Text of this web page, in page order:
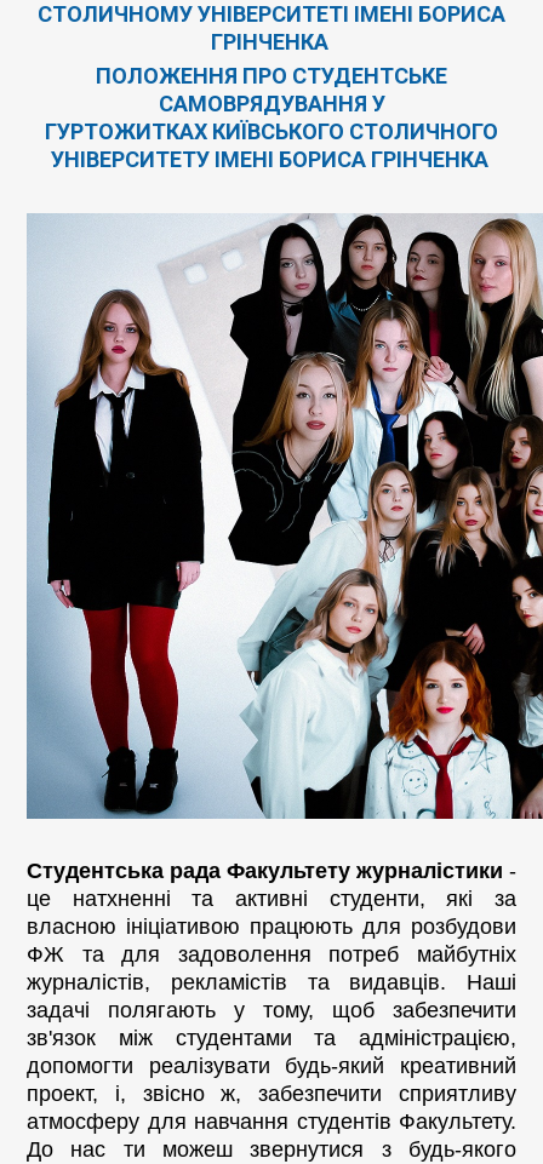
СТОЛИЧНОМУ УНІВЕРСИТЕТІ ІМЕНІ БОРИСА
ГРІНЧЕНКА
ПОЛОЖЕННЯ ПРО СТУДЕНТСЬКЕ
САМОВРЯДУВАННЯ У
ГУРТОЖИТКАХ КИЇВСЬКОГО СТОЛИЧНОГО
УНІВЕРСИТЕТУ ІМЕНІ БОРИСА ГРІНЧЕНКА
Студентська рада Факультету журналістики -
це натхненні та активні студенти, які за
власною ініціативою працюють для розбудови
ФЖ та для задоволення потреб майбутніх
журналістів, рекламістів та видавців. Наші
задачі полягають у тому, щоб забезпечити
зв'язок між студентами та адміністрацією,
допомогти реалізувати будь-який креативний
проект, і, звісно ж, забезпечити сприятливу
атмосферу для навчання студентів Факультету.
До нас ти можеш звернутися з будь-якого